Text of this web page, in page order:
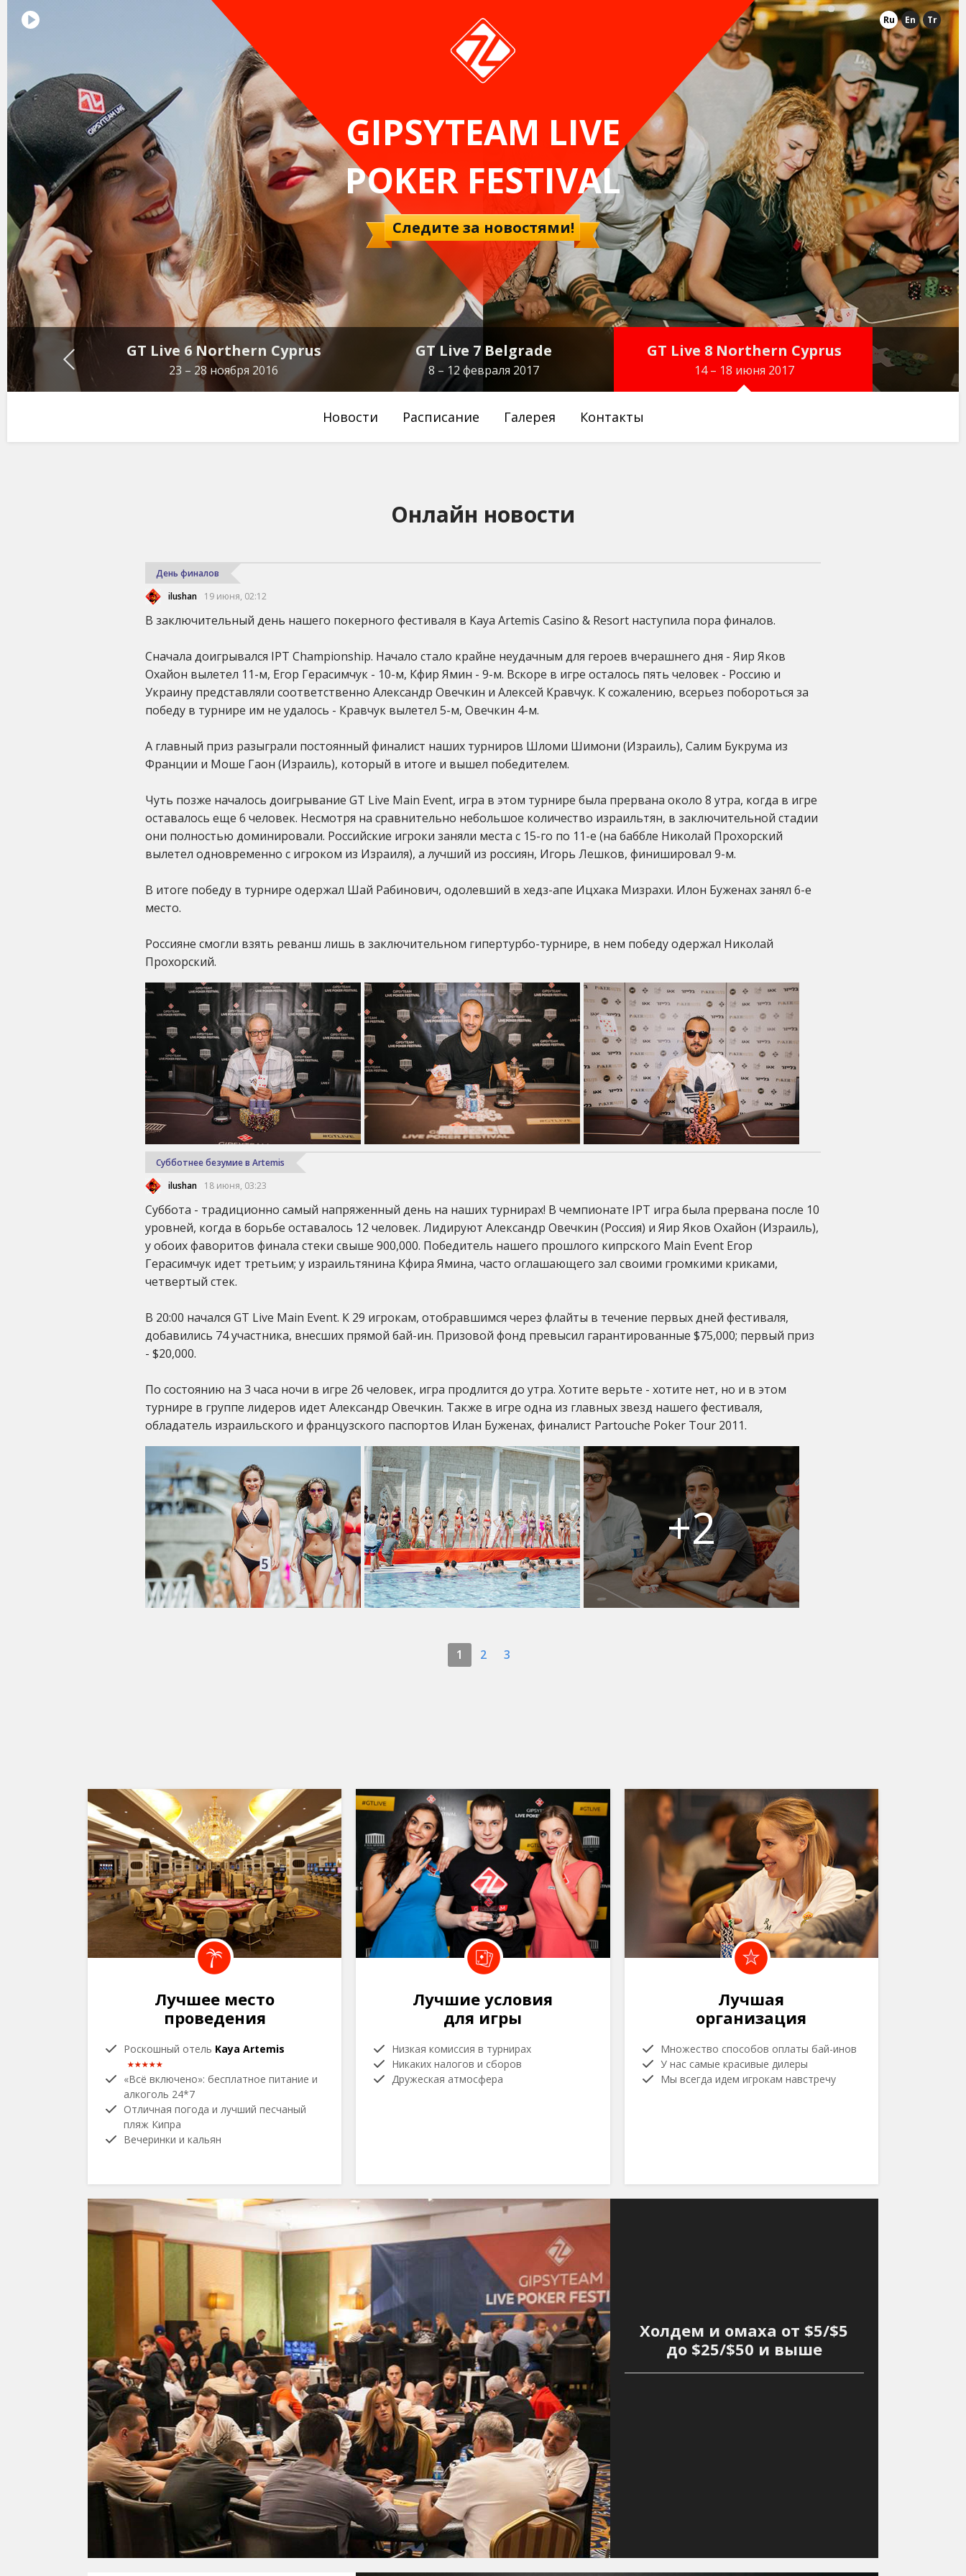
En
Ru Tr
GIPSYTEAM LIVE
POKER FESTIVAL
Следите за новостями!
GT Live 6 Northern Cyprus
23 – 28 ноября 2016
GT Live 7 Belgrade
8 – 12 февраля 2017
GT Live 8 Northern Cyprus
14 – 18 июня 2017
Новости Расписание Галерея Контакты
Онлайн новости
День финалов
ilushan
19 июня, 02:12
В заключительный день нашего покерного фестиваля в Kaya Artemis Casino & Resort наступила пора финалов.
Сначала доигрывался IPT Championship. Начало стало крайне неудачным для героев вчерашнего дня - Яир Яков
Охайон вылетел 11-м, Егор Герасимчук - 10-м, Кфир Ямин - 9-м. Вскоре в игре осталось пять человек - Россию и
Украину представляли соответственно Александр Овечкин и Алексей Кравчук. К сожалению, всерьез побороться за
победу в турнире им не удалось - Кравчук вылетел 5-м, Овечкин 4-м.
А главный приз разыграли постоянный финалист наших турниров Шломи Шимони (Израиль), Салим Букрума из
Франции и Моше Гаон (Израиль), который в итоге и вышел победителем.
Чуть позже началось доигрывание GT Live Main Event, игра в этом турнире была прервана около 8 утра, когда в игре
оставалось еще 6 человек. Несмотря на сравнительно небольшое количество израильтян, в заключительной стадии
они полностью доминировали. Российские игроки заняли места с 15-го по 11-е (на баббле Николай Прохорский
вылетел одновременно с игроком из Израиля), а лучший из россиян, Игорь Лешков, финишировал 9-м.
В итоге победу в турнире одержал Шай Рабинович, одолевший в хедз-апе Ицхака Мизрахи. Илон Буженах занял 6-е
место.
Россияне смогли взять реванш лишь в заключительном гипертурбо-турнире, в нем победу одержал Николай
Прохорский.
Субботнее безумие в Artemis
ilushan
18 июня, 03:23
Суббота - традиционно самый напряженный день на наших турнирах! В чемпионате IPT игра была прервана после 10
уровней, когда в борьбе оставалось 12 человек. Лидируют Александр Овечкин (Россия) и Яир Яков Охайон (Израиль),
у обоих фаворитов финала стеки свыше 900,000. Победитель нашего прошлого кипрского Main Event Егор
Герасимчук идет третьим; у израильтянина Кфира Ямина, часто оглашающего зал своими громкими криками,
четвертый стек.
В 20:00 начался GT Live Main Event. К 29 игрокам, отобравшимся через флайты в течение первых дней фестиваля,
добавились 74 участника, внесших прямой бай-ин. Призовой фонд превысил гарантированные $75,000; первый приз
- $20,000.
По состоянию на 3 часа ночи в игре 26 человек, игра продлится до утра. Хотите верьте - хотите нет, но и в этом
турнире в группе лидеров идет Александр Овечкин. Также в игре одна из главных звезд нашего фестиваля,
обладатель израильского и французского паспортов Илан Буженах, финалист Partouche Poker Tour 2011.
+2
1 2 3
Лучшее место
проведения
Роскошный отель Kaya Artemis
«Всё включено»: бесплатное питание и
алкоголь 24*7
Отличная погода и лучший песчаный
пляж Кипра
Вечеринки и кальян
Лучшие условия
для игры
Низкая комиссия в турнирах
Никаких налогов и сборов
Дружеская атмосфера
Лучшая
организация
Множество способов оплаты бай-инов
У нас самые красивые дилеры
Мы всегда идем игрокам навстречу
Холдем и омаха от $5/$5
до $25/$50 и выше